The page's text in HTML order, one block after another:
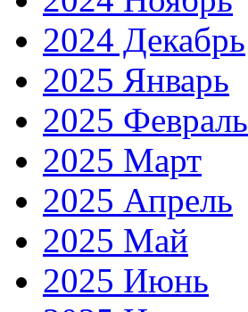
2024 Декабрь
2025 Январь
2025 Февраль
2025 Март
2025 Апрель
2025 Май
2025 Июнь